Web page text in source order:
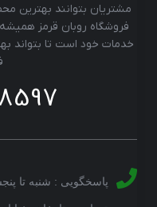
مشتریان بتوانند بهترین
فروشگاه روبان قرمز
خدمات خود است تا بتواند
پاسخگویی : شنبه تا پنجشنبه از